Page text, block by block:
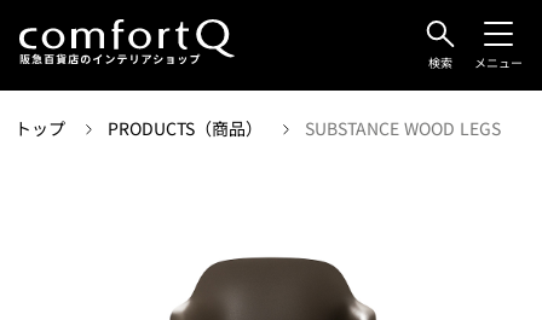
検索 メニュー
トップ PRODUCTS（商品） SUBSTANCE WOOD LEGS